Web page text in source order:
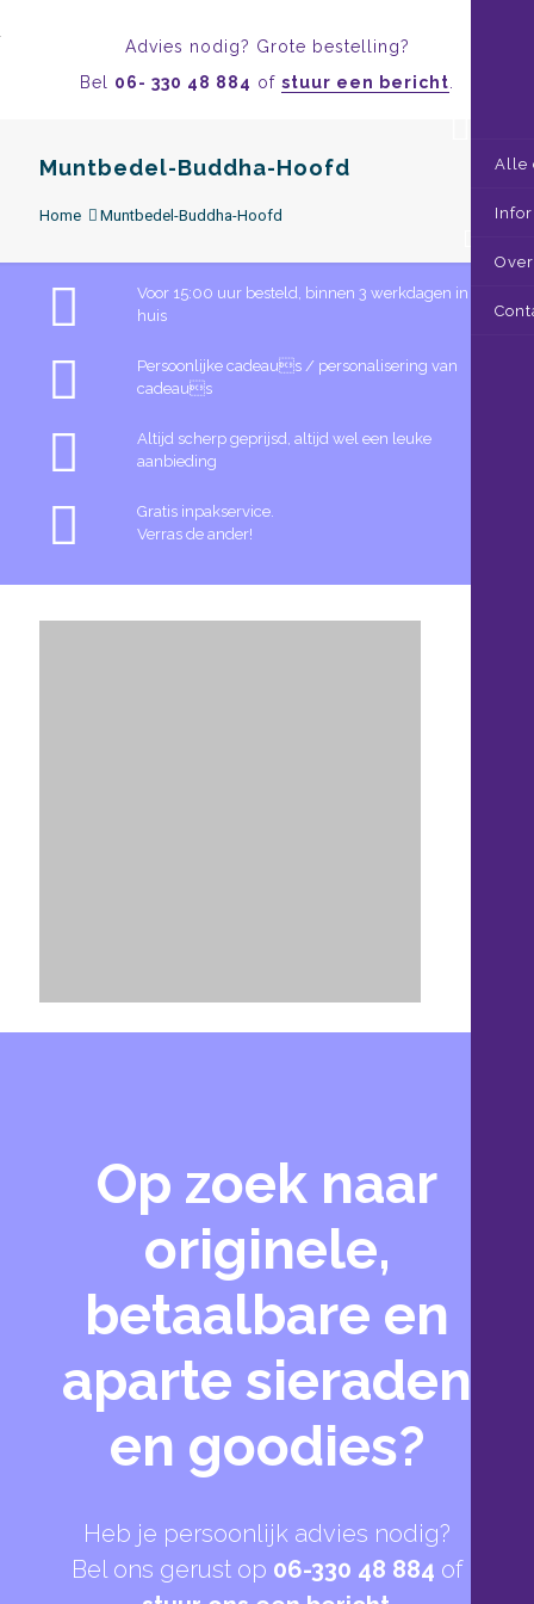
Advies nodig? Grote bestelling?
Bel 06- 330 48 884 of stuur een bericht
Muntbedel-Buddha-Hoofd
Home Muntbedel-Buddha-Hoofd
Voor 15:00 uur besteld, binnen 3 werkdagen in
huis
Persoonlijke cadeaus / personalisering van
cadeaus
Altijd scherp geprijsd, altijd wel een leuke
aanbieding
Gratis inpakservice.
Verras de ander!
Op zoek naar
originele,
betaalbare en
aparte sieraden
en goodies?
Heb je persoonlijk advies nodig?
Bel ons gerust op 06-330 48 884 of
Alle